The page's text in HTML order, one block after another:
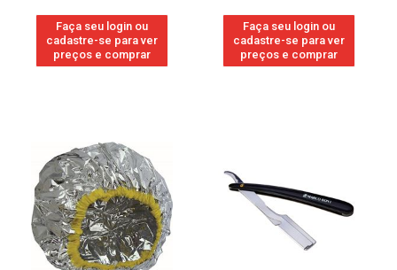
Faça seu login ou
cadastre-se para ver
preços e comprar
Faça seu login ou
cadastre-se para ver
preços e comprar